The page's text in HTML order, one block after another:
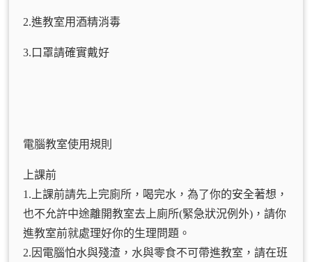
2.進教室用酒精消毒
3.口罩請確實戴好
電腦教室使用規則
上課前
1.上課前請先上完廁所，喝完水，為了你的安全著想，
也不允許中途離開教室去上廁所(緊急狀況例外)，請你
進教室前就處理好你的生理問題。
2.因電腦怕水與殘渣，水與零食不可帶進教室，請在班